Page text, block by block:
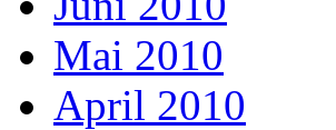
Mai 2010
April 2010